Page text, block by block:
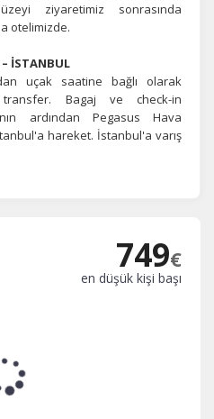
ziyaretimiz sonrasında
otelimizde.
uçak saatine bağlı olarak
transfer. Bagaj ve check-in
ardından Pegasus Hava
hareket. İstanbul'a varış
749€
en düşük kişi başı